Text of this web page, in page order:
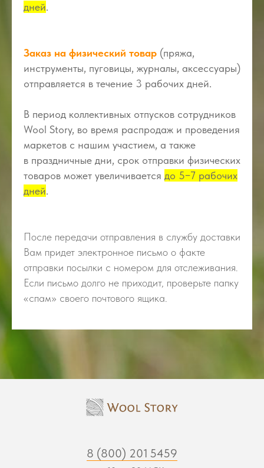
дней.
Заказ на физический товар (пряжа,
инструменты, пуговицы, журналы, аксессуары)
отправляется в течение 3 рабочих дней.
В период коллективных отпусков сотрудников
Wool Story, во время распродаж и проведения
маркетов с нашим участием, а также
в праздничные дни, срок отправки физических
товаров может увеличивается до 5−7 рабочих
дней.
После передачи отправления в службу доставки
Вам придет электронное письмо о факте
отправки посылки с номером для отслеживания.
Если письмо долго не приходит, проверьте папку
«спам» своего почтового ящика.
8 (800) 201 5459